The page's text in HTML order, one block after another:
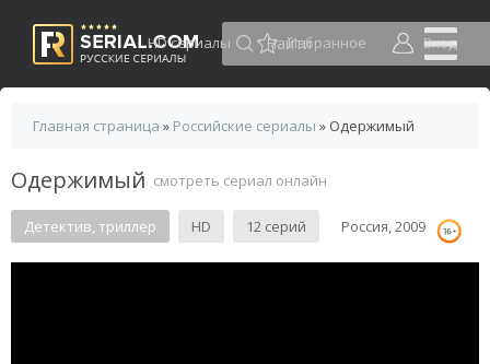
HD сериалы Избранное Вход
Главная страница » Российские сериалы » Одержимый
Одержимый смотреть сериал онлайн
Детектив, триллер HD 12 серий Россия, 2009